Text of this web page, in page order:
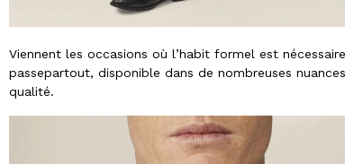
Viennent les occasions où l’habit formel est
passepartout, disponible dans de nombreuses
qualité.